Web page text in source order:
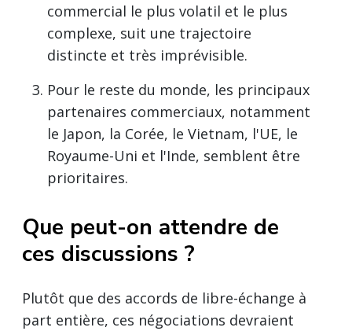
commercial le plus volatil et le plus
complexe, suit une trajectoire
distincte et très imprévisible.
Pour le reste du monde, les principaux
partenaires commerciaux, notamment
le Japon, la Corée, le Vietnam, l'UE, le
Royaume-Uni et l'Inde, semblent être
prioritaires.
Que peut-on attendre de
ces discussions ?
Plutôt que des accords de libre-échange à
part entière, ces négociations devraient